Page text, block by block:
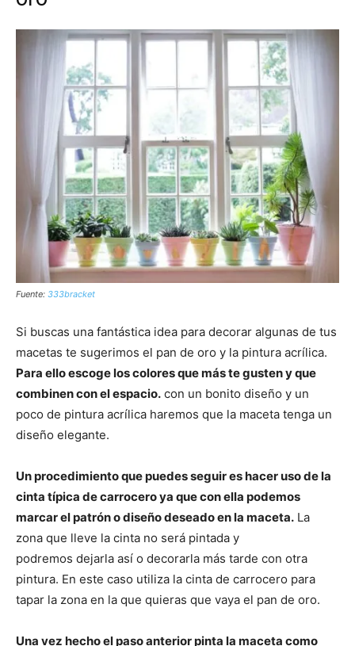
Fuente: 333bracket
Si buscas una fantástica idea para decorar algunas de tus
macetas te sugerimos el pan de oro y la pintura acrílica.
Para ello escoge los colores que más te gusten y que
combinen con el espacio. con un bonito diseño y un
poco de pintura acrílica haremos que la maceta tenga un
diseño elegante.
Un procedimiento que puedes seguir es hacer uso de la
cinta típica de carrocero ya que con ella podemos
marcar el patrón o diseño deseado en la maceta. La
zona que lleve la cinta no será pintada y
podremos dejarla así o decorarla más tarde con otra
pintura. En este caso utiliza la cinta de carrocero para
tapar la zona en la que quieras que vaya el pan de oro.
Una vez hecho el paso anterior pinta la maceta como